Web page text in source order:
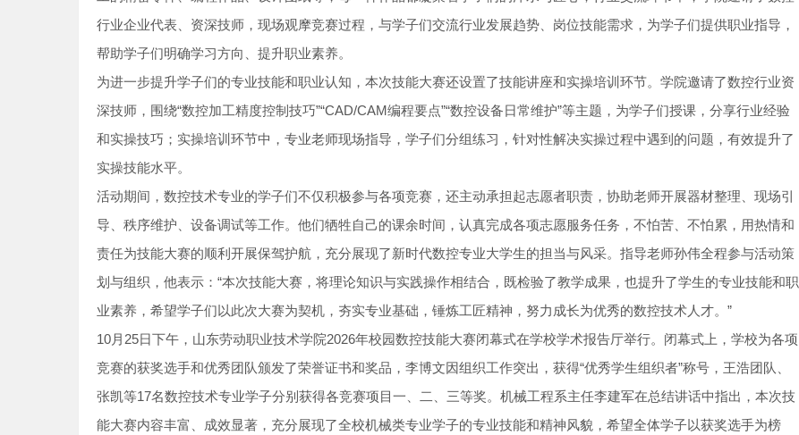
行业企业代表、资深技师，现场观摩竞赛过程，与学子们交流行业发展趋势、岗位技能需求，为学子们提供职业指导，
帮助学子们明确学习方向、提升职业素养。
为进一步提升学子们的专业技能和职业认知，本次技能大赛还设置了技能讲座和实操培训环节。学院邀请了数控行业资
深技师，围绕“数控加工精度控制技巧”“CAD/CAM编程要点”“数控设备日常维护”等主题，为学子们授课，分享行业经验
和实操技巧；实操培训环节中，专业老师现场指导，学子们分组练习，针对性解决实操过程中遇到的问题，有效提升了
实操技能水平。
活动期间，数控技术专业的学子们不仅积极参与各项竞赛，还主动承担起志愿者职责，协助老师开展器材整理、现场引
导、秩序维护、设备调试等工作。他们牺牲自己的课余时间，认真完成各项志愿服务任务，不怕苦、不怕累，用热情和
责任为技能大赛的顺利开展保驾护航，充分展现了新时代数控专业大学生的担当与风采。指导老师孙伟全程参与活动策
划与组织，他表示：“本次技能大赛，将理论知识与实践操作相结合，既检验了教学成果，也提升了学生的专业技能和职
业素养，希望学子们以此次大赛为契机，夯实专业基础，锤炼工匠精神，努力成长为优秀的数控技术人才。”
10月25日下午，山东劳动职业技术学院2026年校园数控技能大赛闭幕式在学校学术报告厅举行。闭幕式上，学校为各项
竞赛的获奖选手和优秀团队颁发了荣誉证书和奖品，李博文因组织工作突出，获得“优秀学生组织者”称号，王浩团队、
张凯等17名数控技术专业学子分别获得各竞赛项目一、二、三等奖。机械工程系主任李建军在总结讲话中指出，本次技
能大赛内容丰富、成效显著，充分展现了全校机械类专业学子的专业技能和精神风貌，希望全体学子以获奖选手为榜